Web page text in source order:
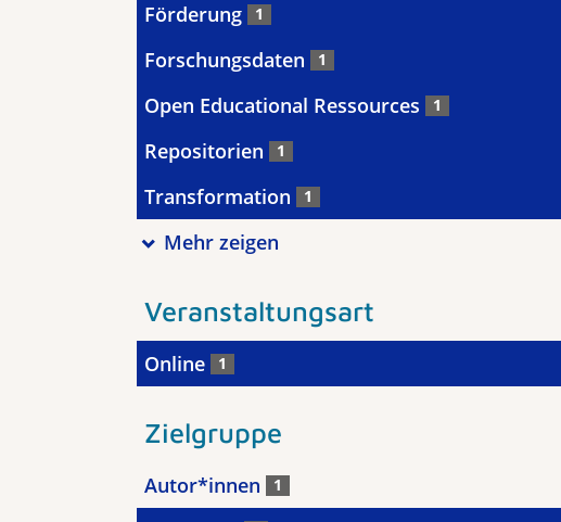
Förderung 1
Forschungsdaten 1
Open Educational Ressources 1
Repositorien 1
Transformation 1
Mehr zeigen
Veranstaltungsart
Online 1
Zielgruppe
Autor*innen 1